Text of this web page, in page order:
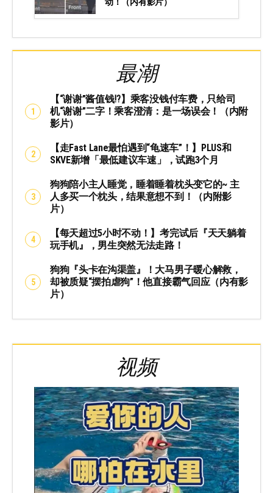
最潮
【“谢谢”酱值钱⁉️】乘客没钱付车费，只给司
机“谢谢”二字！乘客澄清：是一场误会！（内附
影片）
【走Fast Lane最怕遇到“龟速车”！】PLUS和
SKVE新增「最低建议车速」，试跑3个月
狗狗陪小主人睡觉，睡着睡着枕头变它的~ 主
人多买一个枕头，结果意想不到！（内附影
片）
【每天超过5小时不动！】考完试后『天天躺着
玩手机』，男生突然无法走路！
狗狗『头卡在沟渠盖』！大马男子暖心解救，
却被质疑“摆拍虐狗”！他直接霸气回应（内有影
片）
视频